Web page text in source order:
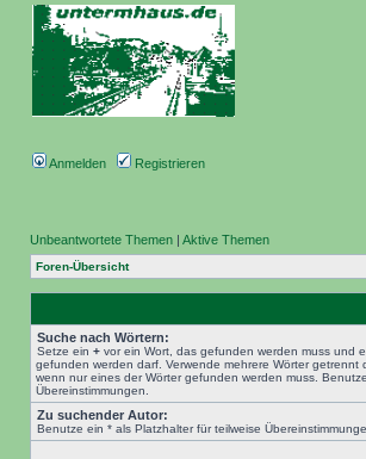
Anmelden Registrieren
Unbeantwortete Themen | Aktive Themen
Foren-Übersicht
Suche nach Wörtern:
Setze ein + vor ein Wort, das gefunden werden muss und
gefunden werden darf. Verwende mehrere Wörter getrennt
wenn nur eines der Wörter gefunden werden muss.
Übereinstimmungen.
Zu suchender Autor:
Benutze ein * als Platzhalter für teilweise